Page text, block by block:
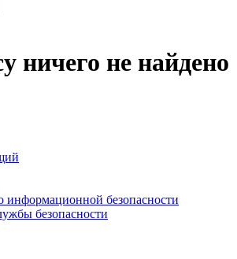
ничего не найдено
информационной безопасности
безопасности